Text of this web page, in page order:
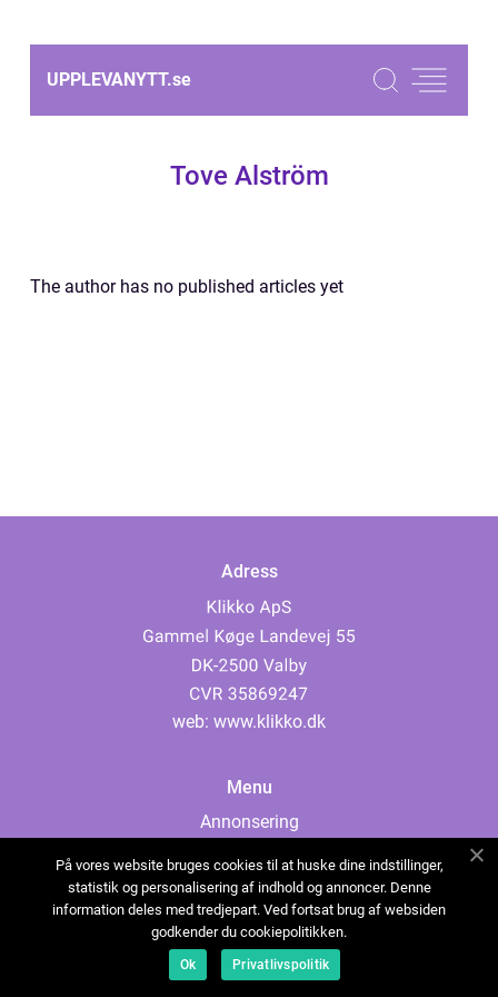
UPPLEVANYTT.se
Tove Alström
The author has no published articles yet
Adress
web: www.klikko.dk
Menu
Annonsering
Cookies
Kontakta oss
Sitemap
På vores website bruges cookies til at huske dine indstillinger,
statistik og personalisering af indhold og annoncer. Denne
information deles med tredjepart. Ved fortsat brug af websiden
godkender du cookiepolitikken.
Ok Privatlivspolitik